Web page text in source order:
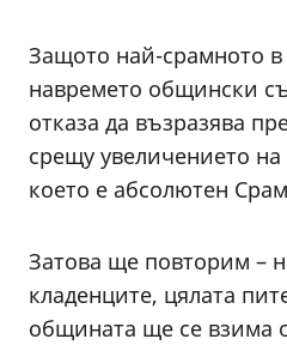
Защото най-срамното в
навремето общински
отказа да възразява
срещу увеличението
което е абсолютен
Затова ще повторим –
кладенците, цялата
общината ще се взима